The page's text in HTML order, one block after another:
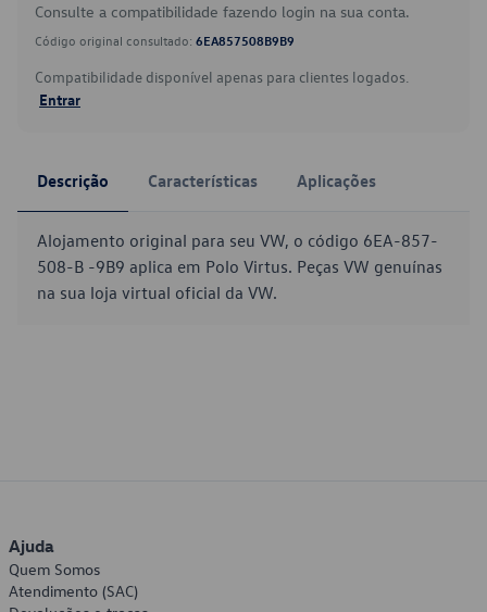
Consulte a compatibilidade fazendo login na sua conta.
Código original consultado: 6EA857508B9B9
Compatibilidade disponível apenas para clientes logados.
Entrar
Descrição Características Aplicações
Alojamento original para seu VW, o código 6EA-857-
508-B -9B9 aplica em Polo Virtus. Peças VW genuínas
na sua loja virtual oficial da VW.
Ajuda
Quem Somos
Atendimento (SAC)